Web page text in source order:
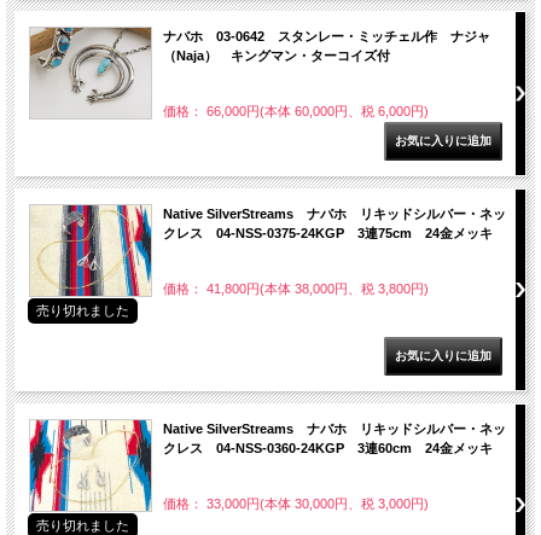
ナバホ 03-0642 スタンレー・ミッチェル作 ナジャ
（Naja） キングマン・ターコイズ付
価格： 66,000円(本体 60,000円、税 6,000円)
Native SilverStreams ナバホ リキッドシルバー・ネッ
クレス 04-NSS-0375-24KGP 3連75cm 24金メッキ
価格： 41,800円(本体 38,000円、税 3,800円)
売り切れました
Native SilverStreams ナバホ リキッドシルバー・ネッ
クレス 04-NSS-0360-24KGP 3連60cm 24金メッキ
価格： 33,000円(本体 30,000円、税 3,000円)
売り切れました